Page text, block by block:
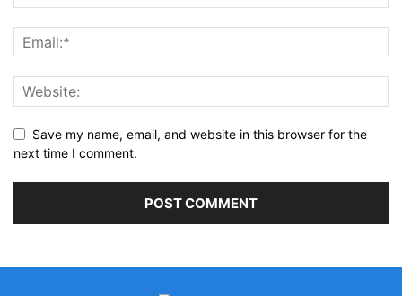
Save my name, email, and website in this browser for the
next time I comment.